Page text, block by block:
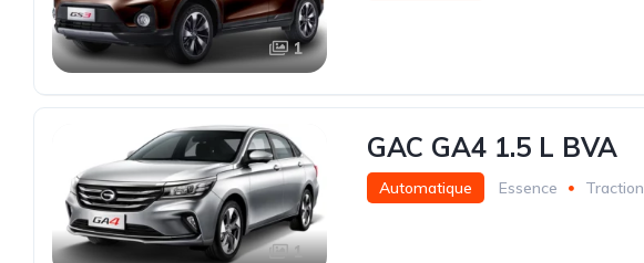
1
1
GAC GA4 1.5 L BVA
Automatique Essence Traction